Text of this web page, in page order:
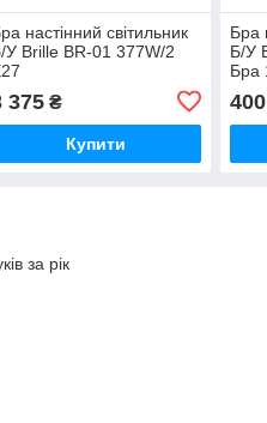
настінний світильник
У Brille BR-01 377W/2
375₴
Купити
Бра
Б/У
Бра
400
за рік